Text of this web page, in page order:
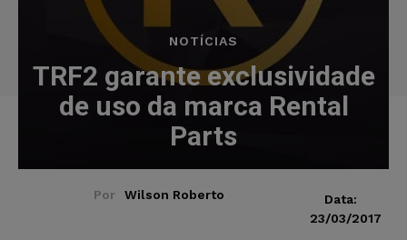
NOTÍCIAS
TRF2 garante exclusividade
de uso da marca Rental
Parts
Por Wilson Roberto
Data:
23/03/2017